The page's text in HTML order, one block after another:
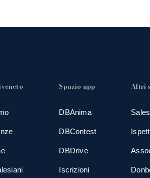
Spazio app
DBAnima
DBContest
DBDrive
Iscrizioni
Altri